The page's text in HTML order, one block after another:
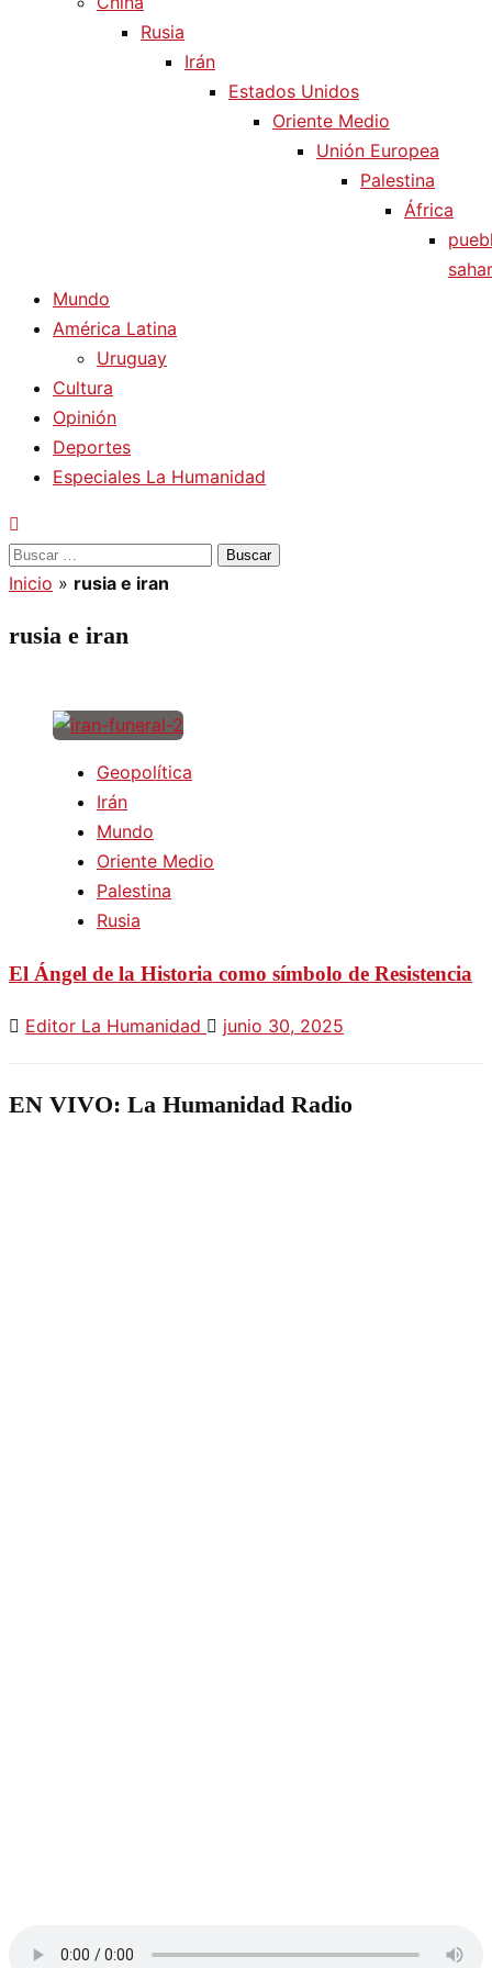
Rusia
Irán
Estados Unidos
Oriente Medio
Unión Europea
Palestina
África
Mundo
América Latina
Uruguay
Cultura
Opinión
Deportes
Especiales La Humanidad
Buscar:
Inicio » rusia e iran
rusia e iran
Geopolítica
Irán
Mundo
Oriente Medio
Palestina
Rusia
El Ángel de la Historia como símbolo de Resistencia
Editor La Humanidad junio 30, 2025
EN VIVO: La Humanidad Radio